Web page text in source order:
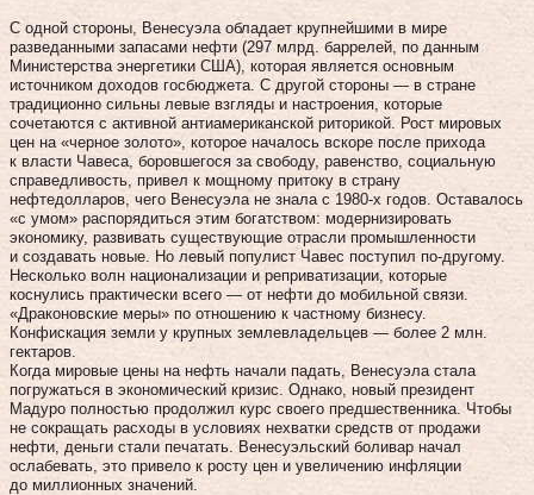
С одной стороны, Венесуэла обладает крупнейшими в мире
разведанными запасами нефти (297 млрд. баррелей, по данным
Министерства энергетики США), которая является основным
источником доходов госбюджета. С другой стороны — в стране
традиционно сильны левые взгляды и настроения, которые
сочетаются с активной антиамериканской риторикой. Рост мировых
цен на «черное золото», которое началось вскоре после прихода
к власти Чавеса, боровшегося за свободу, равенство, социальную
справедливость, привел к мощному притоку в страну
нефтедолларов, чего Венесуэла не знала с 1980-х годов. Оставалось
«с умом» распорядиться этим богатством: модернизировать
экономику, развивать существующие отрасли промышленности
и создавать новые. Но левый популист Чавес поступил по-другому.
Несколько волн национализации и реприватизации, которые
коснулись практически всего — от нефти до мобильной связи.
«Драконовские меры» по отношению к частному бизнесу.
Конфискация земли у крупных землевладельцев — более 2 млн.
гектаров.
Когда мировые цены на нефть начали падать, Венесуэла стала
погружаться в экономический кризис. Однако, новый президент
Мадуро полностью продолжил курс своего предшественника. Чтобы
не сокращать расходы в условиях нехватки средств от продажи
нефти, деньги стали печатать. Венесуэльский боливар начал
ослабевать, это привело к росту цен и увеличению инфляции
до миллионных значений.